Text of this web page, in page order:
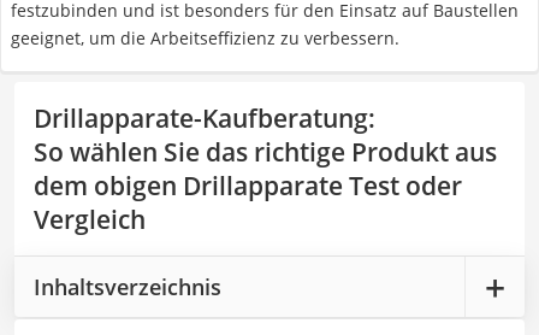
festzubinden und ist besonders für den Einsatz auf Baustellen
geeignet, um die Arbeitseffizienz zu verbessern.
Drillapparate-Kaufberatung:
So wählen Sie das richtige Produkt aus
dem obigen Drillapparate Test oder
Vergleich
Inhaltsverzeichnis